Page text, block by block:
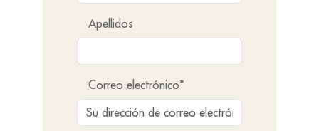
Apellidos
Correo electrónico*